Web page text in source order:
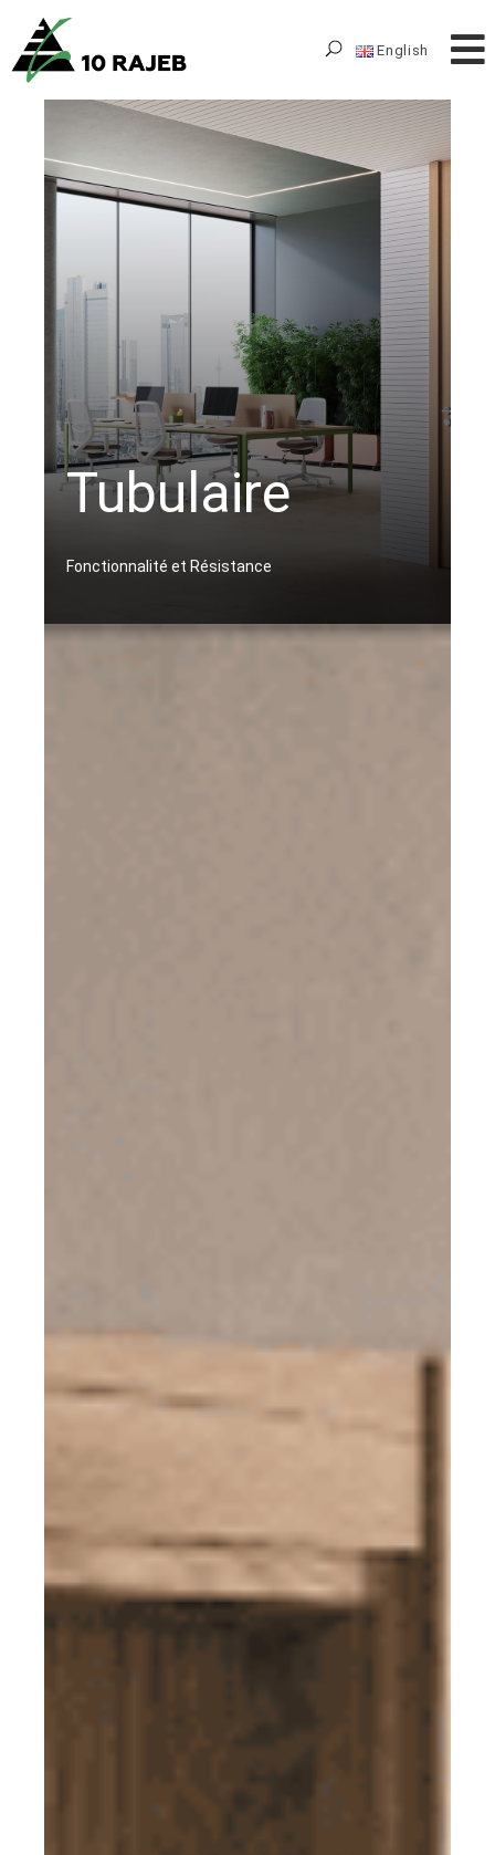
English
Tubulaire
Fonctionnalité et Résistance